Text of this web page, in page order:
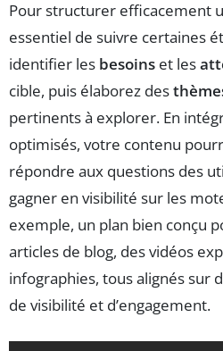
Pour structurer efficacement
essentiel de suivre certaines
identifier les besoins et les
cible, puis élaborez des
pertinents à explorer. En
optimisés, votre contenu
répondre aux questions des
gagner en visibilité sur les
exemple, un plan bien conçu
articles de blog, des vidéos
infographies, tous alignés sur
de visibilité et d’engagement.